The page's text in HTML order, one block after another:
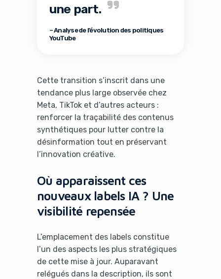
une part.
– Analyse de l’évolution des politiques
YouTube
Cette transition s’inscrit dans une
tendance plus large observée chez
Meta, TikTok et d’autres acteurs :
renforcer la traçabilité des contenus
synthétiques pour lutter contre la
désinformation tout en préservant
l’innovation créative.
Où apparaissent ces
nouveaux labels IA ? Une
visibilité repensée
L’emplacement des labels constitue
l’un des aspects les plus stratégiques
de cette mise à jour. Auparavant
relégués dans la description, ils sont